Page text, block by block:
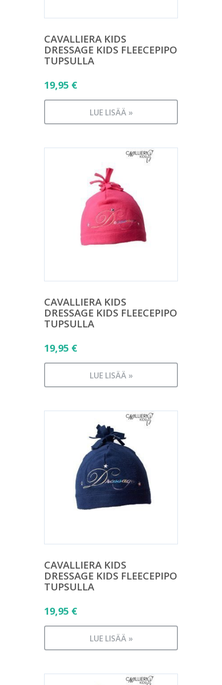
CAVALLIERA KIDS
DRESSAGE KIDS FLEECEPIPO
TUPSULLA
19,95 €
LUE LISÄÄ »
CAVALLIERA KIDS
DRESSAGE KIDS FLEECEPIPO
TUPSULLA
19,95 €
LUE LISÄÄ »
CAVALLIERA KIDS
DRESSAGE KIDS FLEECEPIPO
TUPSULLA
19,95 €
LUE LISÄÄ »